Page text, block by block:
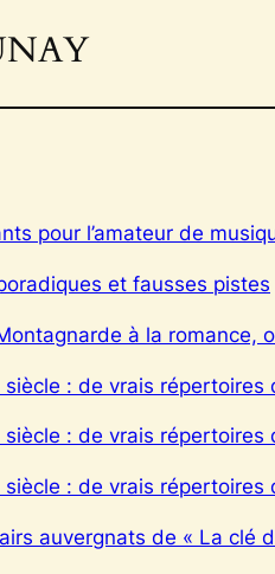
pour l’amateur de
et fausses pistes
à la
: de vrais répertoires
: de vrais répertoires
siècle : de vrais
auvergnats de « La clé